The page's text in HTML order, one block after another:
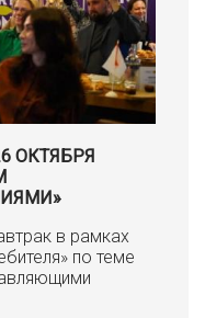
ОКТЯБРЯ
в рамках
по теме